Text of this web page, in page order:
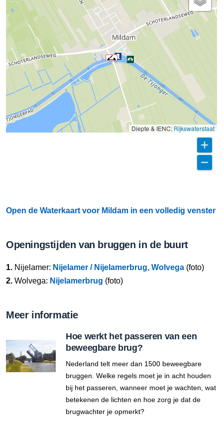
Diepte & IENC: Rijkswaterstaat
Open de Waterkaart voor Mildam in een volledig venster
Openingstijden van bruggen in de buurt
1. Nijelamer: Nijelamer / Nijelamerbrug, Wolvega (foto)
2. Wolvega: Nijelamerbrug (foto)
Meer informatie
Hoe werkt het passeren van een
beweegbare brug?
Nederland telt meer dan 1500 beweegbare
bruggen. Welke regels moet je in acht houden
bij het passeren, wanneer moet je wachten, wat
betekenen de lichten en hoe zorg je dat de
brugwachter je opmerkt?